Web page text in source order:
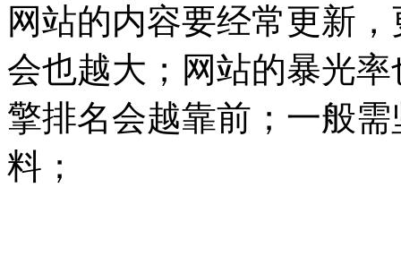
网站的内容要经常更新
会也越大；网站的暴光
擎排名会越靠前；一般
料；